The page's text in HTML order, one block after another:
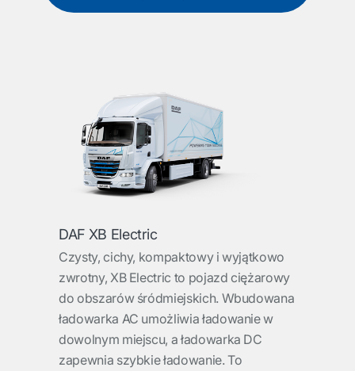
DAF XB Electric
Czysty, cichy, kompaktowy i wyjątkowo
zwrotny, XB Electric to pojazd ciężarowy
do obszarów śródmiejskich. Wbudowana
ładowarka AC umożliwia ładowanie w
dowolnym miejscu, a ładowarka DC
zapewnia szybkie ładowanie. To